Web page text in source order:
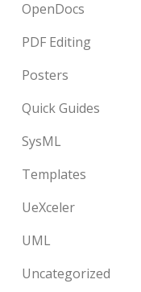
OpenDocs
PDF Editing
Posters
Quick Guides
SysML
Templates
UeXceler
UML
Uncategorized